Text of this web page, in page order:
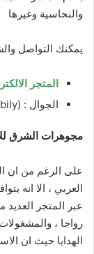
والنحاسية وغيرها
يمكنك التواصل
المتجر
الجوال : (Mobily) 8008500332 (STC) / 8008440687
مجوهرات الشرق
على الرغم من ان
العربي ، الا انه
عبر المتجر
رواجا ،
الهدايا حيث ان